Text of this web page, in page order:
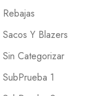
Rebajas
Sacos Y Blazers
Sin Categorizar
SubPrueba 1